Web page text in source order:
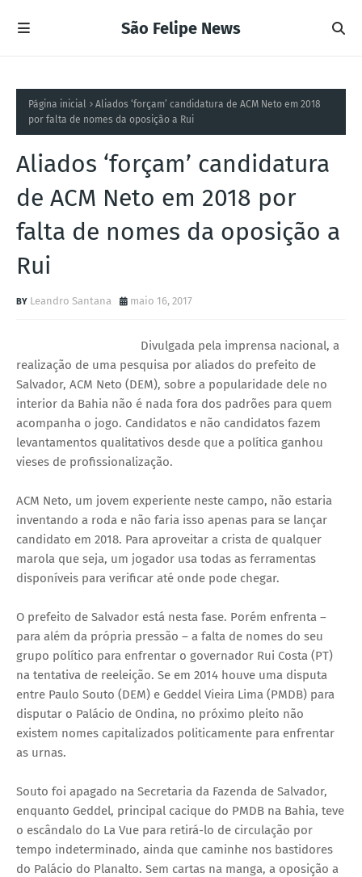
São Felipe News
Página inicial
Aliados ‘forçam’ candidatura de ACM Neto em 2018
por falta de nomes da oposição a Rui
Aliados ‘forçam’ candidatura
de ACM Neto em 2018 por
falta de nomes da oposição a
Rui
Leandro Santana maio 16, 2017
Divulgada pela imprensa nacional, a
realização de uma pesquisa por aliados do prefeito de
Salvador, ACM Neto (DEM), sobre a popularidade dele no
interior da Bahia não é nada fora dos padrões para quem
acompanha o jogo. Candidatos e não candidatos fazem
levantamentos qualitativos desde que a política ganhou
vieses de profissionalização.
ACM Neto, um jovem experiente neste campo, não estaria
inventando a roda e não faria isso apenas para se lançar
candidato em 2018. Para aproveitar a crista de qualquer
marola que seja, um jogador usa todas as ferramentas
disponíveis para verificar até onde pode chegar.
O prefeito de Salvador está nesta fase. Porém enfrenta –
para além da própria pressão – a falta de nomes do seu
grupo político para enfrentar o governador Rui Costa (PT)
na tentativa de reeleição. Se em 2014 houve uma disputa
entre Paulo Souto (DEM) e Geddel Vieira Lima (PMDB) para
disputar o Palácio de Ondina, no próximo pleito não
existem nomes capitalizados politicamente para enfrentar
as urnas.
Souto foi apagado na Secretaria da Fazenda de Salvador,
enquanto Geddel, principal cacique do PMDB na Bahia, teve
o escândalo do La Vue para retirá-lo de circulação por
tempo indeterminado, ainda que caminhe nos bastidores
do Palácio do Planalto. Sem cartas na manga, a oposição a